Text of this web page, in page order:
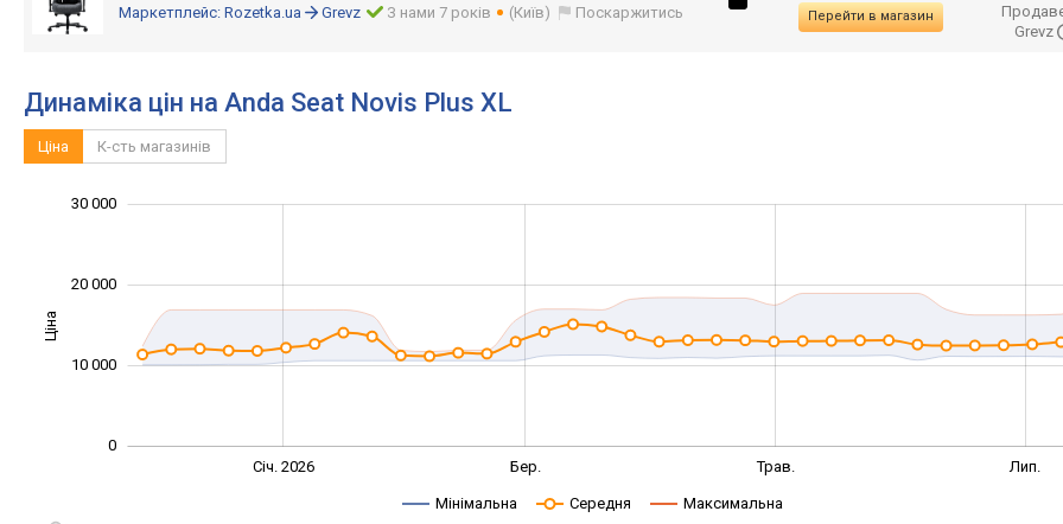
Маркетплейс: Rozetka.ua Grevz З нами 7 років (Київ) Поскаржитись Перейти в магазин
Grevz
Динаміка цін на Anda Seat Novis Plus XL
Ціна К-сть магазинів
Ціна
0
10 000
20 000
30 000
Січ. 2026 Бер. Трав. Лип.
Мінімальна Середня Максимальна